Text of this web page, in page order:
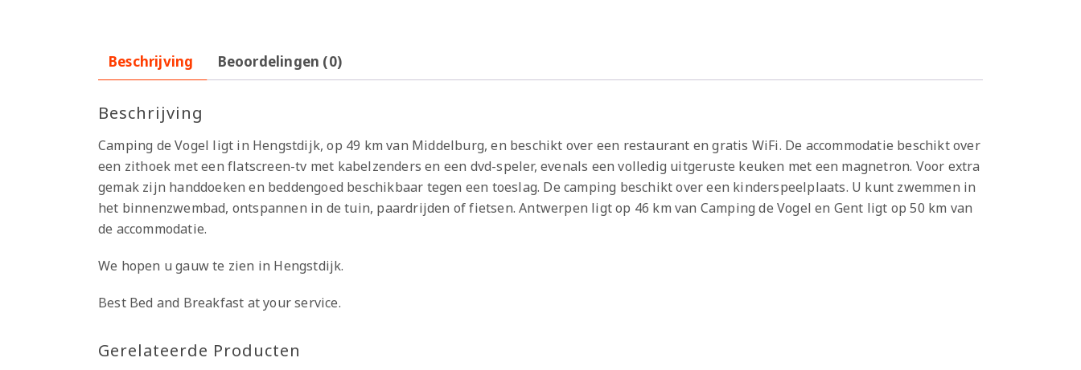
Beschrijving Beoordelingen (0)
Beschrijving
Camping de Vogel ligt in Hengstdijk, op 49 km van Middelburg, en beschikt over een restaurant en gratis WiFi. De accommodatie beschikt over
een zithoek met een flatscreen-tv met kabelzenders en een dvd-speler, evenals een volledig uitgeruste keuken met een magnetron. Voor extra
gemak zijn handdoeken en beddengoed beschikbaar tegen een toeslag. De camping beschikt over een kinderspeelplaats. U kunt zwemmen in
het binnenzwembad, ontspannen in de tuin, paardrijden of fietsen. Antwerpen ligt op 46 km van Camping de Vogel en Gent ligt op 50 km van
de accommodatie.
We hopen u gauw te zien in Hengstdijk.
Best Bed and Breakfast at your service.
Gerelateerde Producten